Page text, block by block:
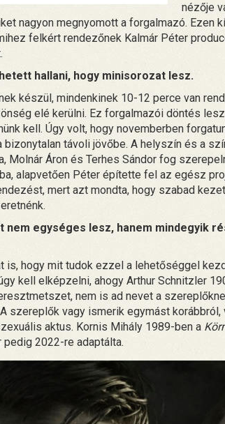
nézője
nagyon megnyomott a forgalmazó. Ezen
felkért rendezőnek Kalmár Péter
hallani, hogy minisorozat lesz.
készül, mindenkinek 10-12 perce van
elé kerülni. Ez forgalmazói döntés
kell. Úgy volt, hogy novemberben
bizonytalan távoli jövőbe. A helyszín és a
Molnár Áron és Terhes Sándor fog
alapvetően Péter építette fel az egész
mert azt mondta, hogy szabad
nem egységes lesz, hanem mindegyik
is, hogy mit tudok ezzel a lehetőséggel
kell elképzelni, ahogy Arthur Schnitzler
nem is ad nevet a
szereplők vagy ismerik egymást
aktus. Kornis Mihály 1989-ben a
pedig 2022-re adaptálta.